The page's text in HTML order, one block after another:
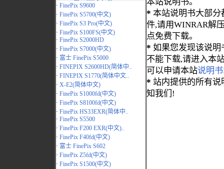
· FinePix S9600
· FinePix S5700(中文)
· FinePix S3 Pro(中文)
· FinePix S100FS(中文)
· FinePix S2000HD
· FinePix S7000(中文)
· 富士 FinePix S5000
· FINEPIX S2600HD(简体中..
· FINEPIX S1770(简体中文..
· X-E2(简体中文)
· FinePix S1000fd(中文)
· FinePix S8100fd(中文)
· FinePix HS33EXR(简体中..
· FinePix S5500
· FinePix F200 EXR(中文)..
· FinePix F40fd(中文)
· 富士 FinePix S602
· FinePix Z5fd(中文)
· FinePix S1500(中文)
* 本站说明书大部分
件,请用WINRAR解
点免费下载。
* 如果您发现该说明
不能下载,请进入本
可以申请本站说明
* 站内提供的所有
知我们!